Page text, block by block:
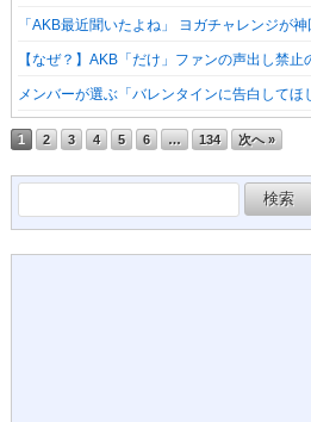
「AKB最近聞いたよね」 ヨガチャレンジが
【なぜ？】AKB「だけ」ファンの声出し禁
メンバーが選ぶ「バレンタインに告白してほ
1 2 3 4 5 6 … 134 次へ »
索: